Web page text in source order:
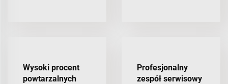
Wysoki procent
powtarzalnych
Profesjonalny
zespół serwisowy